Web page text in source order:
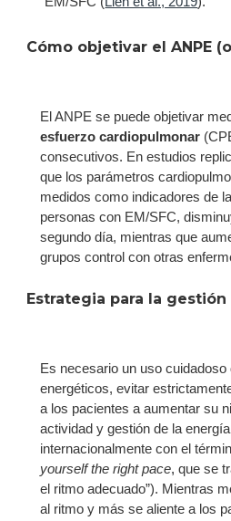
Cómo objetivar el ANPE (o
El ANPE se puede objetivar
esfuerzo cardiopulmonar
consecutivos. En estudios
que los parámetros
medidos como indicadores de
personas con EM/SFC,
segundo día, mientras que
grupos control con otras
Estrategia para la
Es necesario un uso
energéticos, evitar
a los pacientes a aumentar su
actividad y gestión de la
internacionalmente con el
yourself the right pace,que se
el ritmo adecuado”). Mientras
al ritmo y más se aliente a los